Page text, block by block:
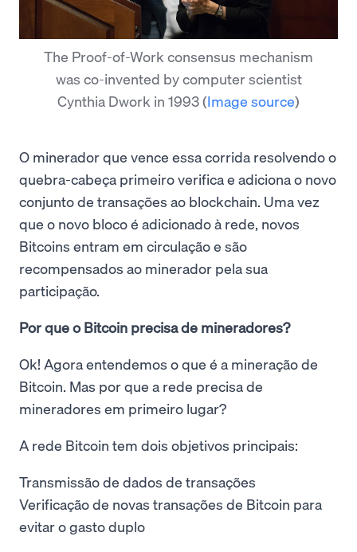
The Proof-of-Work consensus mechanism
was co-invented by computer scientist
Cynthia Dwork in 1993(Image source)
O minerador que vence essa corrida resolvendo o
quebra-cabeça primeiro verifica e adiciona o novo
conjunto de transações ao blockchain. Uma vez
que o novo bloco é adicionado à rede, novos
Bitcoins entram em circulação e são
recompensados ao minerador pela sua
participação.
Por que o Bitcoin precisa de mineradores?
Ok! Agora entendemos o que é a mineração de
Bitcoin. Mas por que a rede precisa de
mineradores em primeiro lugar?
A rede Bitcoin tem dois objetivos principais:
Transmissão de dados de transações
Verificação de novas transações de Bitcoin para
evitar o gasto duplo